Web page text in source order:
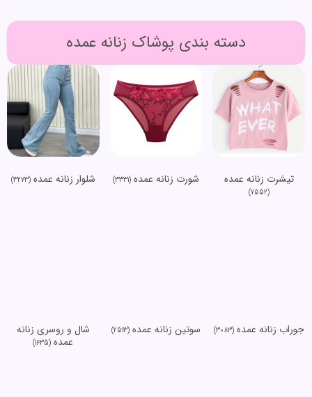
دسته بندی پوشاک زنانه عمده
تیشرت زنانه عمده
(7552)
شورت زنانه عمده (3331) شلوار زنانه عمده(3273)
جوراب زنانه عمده(3083) سوتین زنانه عمده (2513)
شال و روسری زنانه
عمده (1635)